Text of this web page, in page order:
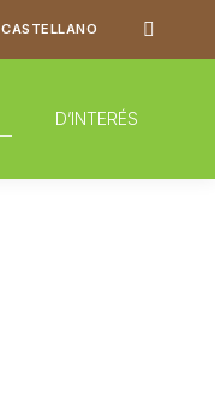
CASTELLANO Search:
D’INTERÉS